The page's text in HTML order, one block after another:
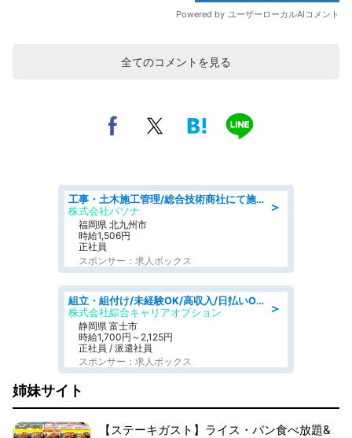
全てのコメントを見る
＞
工事・土木施工管理/総合技術商社にて施工管理のお仕事/即日勤務可/車通勤可/工事・土木施工管理/生産・品質管理
株式会社パソナ
福岡県 北九州市
時給1,506円
正社員
スポンサー：求人ボックス
＞
組立・組付け/未経験OK/高収入/日払いOK/寮費無料/交替制
株式会社綜合キャリアオプション
静岡県 富士市
時給1,700円～2,125円
正社員 / 派遣社員
スポンサー：求人ボックス
姉妹サイト
【ステーキガスト】ライス・パン食べ放題&